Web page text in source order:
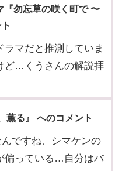
『勿忘草の咲く町で 〜
マだと推測していま
ど…くうさんの解説拝
薫る』 へのコメント
ですね、シマケンの
偏っている…自分はバ